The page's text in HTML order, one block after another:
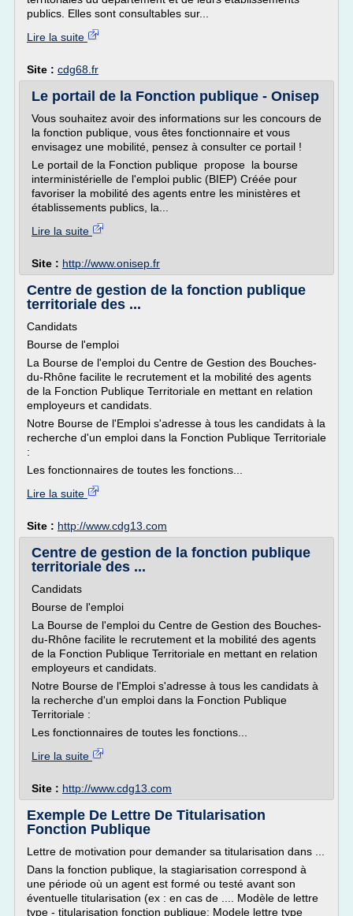
publics. Elles sont consultables sur...
Lire la suite
Site : cdg68.fr
Le portail de la Fonction publique - Onisep
Vous souhaitez avoir des informations sur les concours de
la fonction publique, vous êtes fonctionnaire et vous
envisagez une mobilité, pensez à consulter ce portail !
Le portail de la Fonction publique propose la bourse
interministérielle de l'emploi public (BIEP) Créée pour
favoriser la mobilité des agents entre les ministères et
établissements publics, la...
Lire la suite
Site : http://www.onisep.fr
Centre de gestion de la fonction publique
territoriale des ...
Candidats
Bourse de l'emploi
La Bourse de l'emploi du Centre de Gestion des Bouches-
du-Rhône facilite le recrutement et la mobilité des agents
de la Fonction Publique Territoriale en mettant en relation
employeurs et candidats.
Notre Bourse de l'Emploi s'adresse à tous les candidats à la
recherche d'un emploi dans la Fonction Publique Territoriale
:
Les fonctionnaires de toutes les fonctions...
Lire la suite
Site : http://www.cdg13.com
Centre de gestion de la fonction publique
territoriale des ...
Candidats
Bourse de l'emploi
La Bourse de l'emploi du Centre de Gestion des Bouches-
du-Rhône facilite le recrutement et la mobilité des agents
de la Fonction Publique Territoriale en mettant en relation
employeurs et candidats.
Notre Bourse de l'Emploi s'adresse à tous les candidats à
la recherche d'un emploi dans la Fonction Publique
Territoriale :
Les fonctionnaires de toutes les fonctions...
Lire la suite
Site : http://www.cdg13.com
Exemple De Lettre De Titularisation
Fonction Publique
Lettre de motivation pour demander sa titularisation dans ...
Dans la fonction publique, la stagiarisation correspond à
une période où un agent est formé ou testé avant son
éventuelle titularisation (ex : en cas de .... Modèle de lettre
type - titularisation fonction publique: Modele lettre type